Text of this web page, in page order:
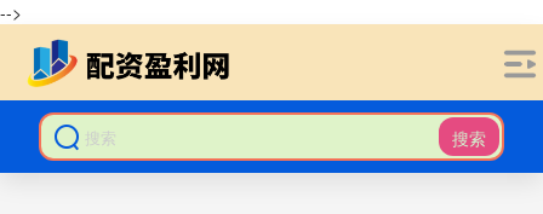
-->
搜索